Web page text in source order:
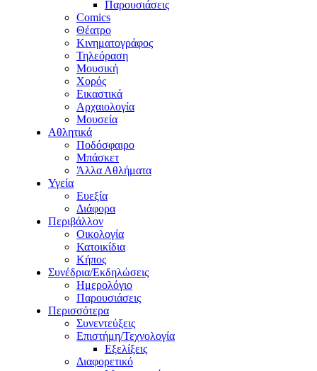
Παρουσιάσεις
Comics
Θέατρο
Κινηματογράφος
Τηλεόραση
Μουσική
Χορός
Εικαστικά
Αρχαιολογία
Μουσεία
Αθλητικά
Ποδόσφαιρο
Μπάσκετ
Άλλα Αθλήματα
Υγεία
Ευεξία
Διάφορα
Περιβάλλον
Οικολογία
Κατοικίδια
Κήπος
Συνέδρια/Εκδηλώσεις
Ημερολόγιο
Παρουσιάσεις
Περισσότερα
Συνεντεύξεις
Επιστήμη/Τεχνολογία
Εξελίξεις
Διαφορετικό